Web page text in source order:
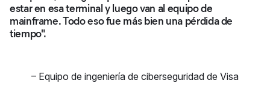
estar en esa terminal y luego van al equipo de
mainframe. Todo eso fue más bien una pérdida de
tiempo".
– Equipo de ingeniería de ciberseguridad de Visa